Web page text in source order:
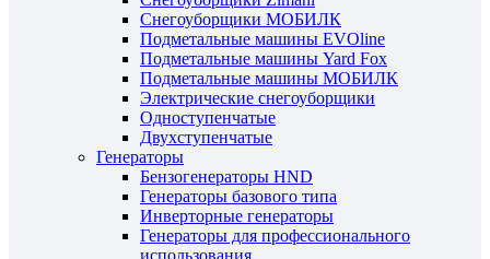
Снегоуборщики МОБИЛК
Подметальные машины EVOline
Подметальные машины Yard Fox
Подметальные машины МОБИЛК
Электрические снегоуборщики
Одноступенчатые
Двухступенчатые
Генераторы
Бензогенераторы HND
Генераторы базового типа
Инверторные генераторы
Генераторы для профессионального
использования